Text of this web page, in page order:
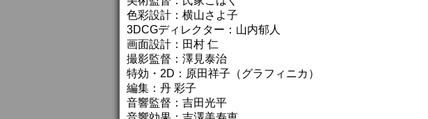
色彩設計：横山さよ子
3DCGディレクター：山内郁人
画面設計：田村 仁
撮影監督：澤見泰治
特効・2D：原田祥子（グラフィニカ）
編集：丹 彩子
音響監督：吉田光平